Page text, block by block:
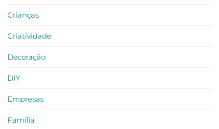
Crianças
Criatividade
Decoração
DIY
Empresas
Família